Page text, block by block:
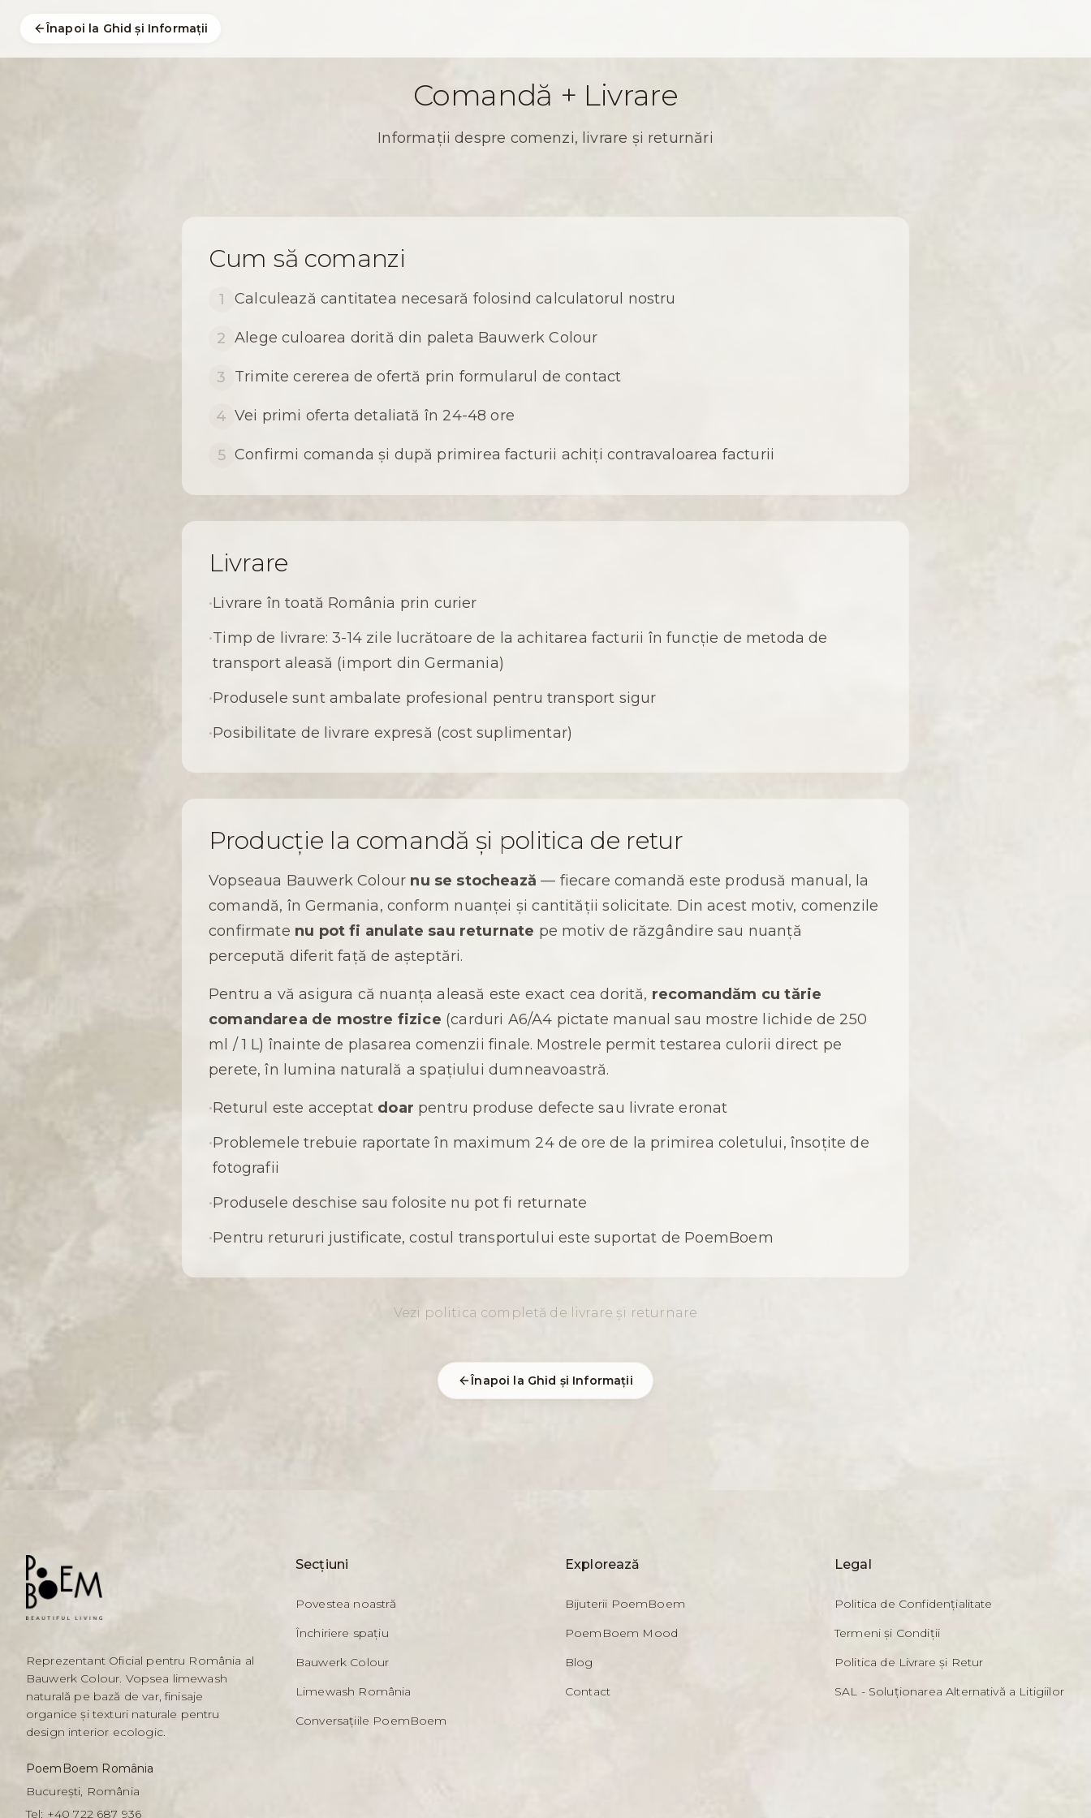
Înapoi la Ghid și Informații
Comandă + Livrare
Informații despre comenzi, livrare și returnări
Cum să comanzi
1 Calculează cantitatea necesară folosind calculatorul nostru
2 Alege culoarea dorită din paleta Bauwerk Colour
3 Trimite cererea de ofertă prin formularul de contact
4 Vei primi oferta detaliată în 24-48 ore
5 Confirmi comanda și după primirea facturii achiți contravaloarea facturii
Livrare
•Livrare în toată România prin curier
•Timp de livrare: 3-14 zile lucrătoare de la achitarea facturii în funcție de metoda de
transport aleasă (import din Germania)
•Produsele sunt ambalate profesional pentru transport sigur
•Posibilitate de livrare expresă (cost suplimentar)
Producție la comandă și politica de retur
Vopseaua Bauwerk Colour nu se stochează — fiecare comandă este produsă manual, la
comandă, în Germania, conform nuanței și cantității solicitate. Din acest motiv, comenzile
confirmate nu pot fi anulate sau returnate pe motiv de răzgândire sau nuanță
percepută diferit față de așteptări.
Pentru a vă asigura că nuanța aleasă este exact cea dorită, recomandăm cu tărie
comandarea de mostre fizice (carduri A6/A4 pictate manual sau mostre lichide de 250
ml / 1 L) înainte de plasarea comenzii finale. Mostrele permit testarea culorii direct pe
perete, în lumina naturală a spațiului dumneavoastră.
•Returul este acceptat doar pentru produse defecte sau livrate eronat
•Problemele trebuie raportate în maximum 24 de ore de la primirea coletului, însoțite de
fotografii
•Produsele deschise sau folosite nu pot fi returnate
•Pentru retururi justificate, costul transportului este suportat de PoemBoem
Vezi politica completă de livrare și returnare
Înapoi la Ghid și Informații
Reprezentant Oficial pentru România al
Bauwerk Colour. Vopsea limewash
naturală pe bază de var, finisaje
organice și texturi naturale pentru
design interior ecologic.
PoemBoem România
București, România
Tel: +40 722 687 936
Secțiuni
Povestea noastră
Închiriere spațiu
Bauwerk Colour
Limewash România
Conversațiile PoemBoem
Explorează
Bijuterii PoemBoem
PoemBoem Mood
Blog
Contact
Legal
Politica de Confidențialitate
Termeni și Condiții
Politica de Livrare și Retur
SAL - Soluționarea Alternativă a Litigiilor